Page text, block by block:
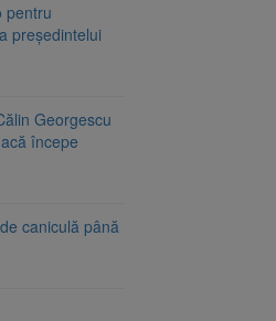
pentru
președintelui
Georgescu
începe
caniculă până